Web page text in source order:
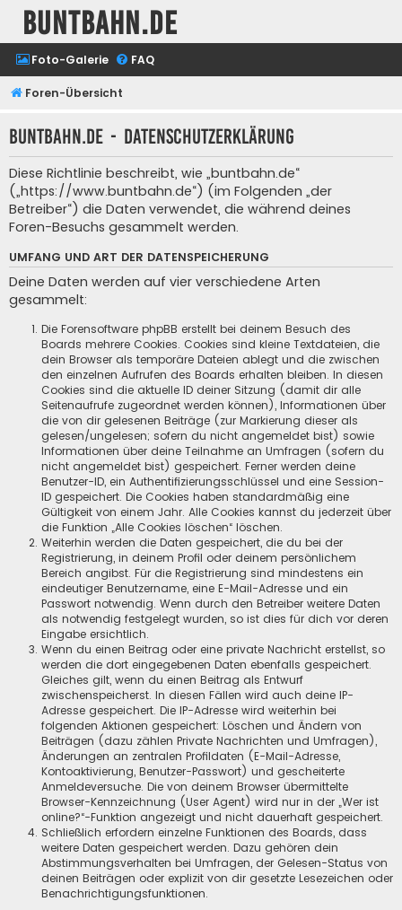
buntbahn.de
Foto-Galerie FAQ
Foren-Übersicht
buntbahn.de - Datenschutzerklärung
Diese Richtlinie beschreibt, wie „buntbahn.de“
(„https://www.buntbahn.de“) (im Folgenden „der
Betreiber“) die Daten verwendet, die während deines
Foren-Besuchs gesammelt werden.
UMFANG UND ART DER DATENSPEICHERUNG
Deine Daten werden auf vier verschiedene Arten
gesammelt:
Die Forensoftware phpBB erstellt bei deinem Besuch des
Boards mehrere Cookies. Cookies sind kleine Textdateien, die
dein Browser als temporäre Dateien ablegt und die zwischen
den einzelnen Aufrufen des Boards erhalten bleiben. In diesen
Cookies sind die aktuelle ID deiner Sitzung (damit dir alle
Seitenaufrufe zugeordnet werden können), Informationen über
die von dir gelesenen Beiträge (zur Markierung dieser als
gelesen/ungelesen; sofern du nicht angemeldet bist) sowie
Informationen über deine Teilnahme an Umfragen (sofern du
nicht angemeldet bist) gespeichert. Ferner werden deine
Benutzer-ID, ein Authentifizierungsschlüssel und eine Session-
ID gespeichert. Die Cookies haben standardmäßig eine
Gültigkeit von einem Jahr. Alle Cookies kannst du jederzeit über
die Funktion „Alle Cookies löschen“ löschen.
Weiterhin werden die Daten gespeichert, die du bei der
Registrierung, in deinem Profil oder deinem persönlichem
Bereich angibst. Für die Registrierung sind mindestens ein
eindeutiger Benutzername, eine E-Mail-Adresse und ein
Passwort notwendig. Wenn durch den Betreiber weitere Daten
als notwendig festgelegt wurden, so ist dies für dich vor deren
Eingabe ersichtlich.
Wenn du einen Beitrag oder eine private Nachricht erstellst, so
werden die dort eingegebenen Daten ebenfalls gespeichert.
Gleiches gilt, wenn du einen Beitrag als Entwurf
zwischenspeicherst. In diesen Fällen wird auch deine IP-
Adresse gespeichert. Die IP-Adresse wird weiterhin bei
folgenden Aktionen gespeichert: Löschen und Ändern von
Beiträgen (dazu zählen Private Nachrichten und Umfragen),
Änderungen an zentralen Profildaten (E-Mail-Adresse,
Kontoaktivierung, Benutzer-Passwort) und gescheiterte
Anmeldeversuche. Die von deinem Browser übermittelte
Browser-Kennzeichnung (User Agent) wird nur in der „Wer ist
online?“-Funktion angezeigt und nicht dauerhaft gespeichert.
Schließlich erfordern einzelne Funktionen des Boards, dass
weitere Daten gespeichert werden. Dazu gehören dein
Abstimmungsverhalten bei Umfragen, der Gelesen-Status von
deinen Beiträgen oder explizit von dir gesetzte Lesezeichen oder
Benachrichtigungsfunktionen.